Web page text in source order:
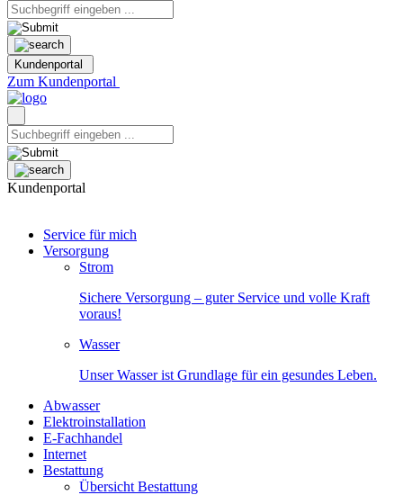
Kundenportal
Zum Kundenportal
Kundenportal
Service für mich
Versorgung
Strom
Sichere Versorgung – guter Service und volle Kraft
voraus!
Wasser
Unser Wasser ist Grundlage für ein gesundes Leben.
Abwasser
Elektroinstallation
E-Fachhandel
Internet
Bestattung
Übersicht Bestattung